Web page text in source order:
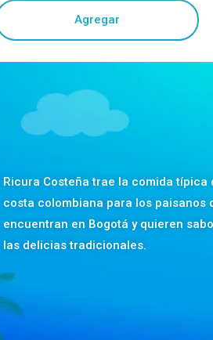
Agregar
Ricura Costeña trae la comida típica
costa colombiana para los paisanos
encuentran en Bogotá y quieren
las delicias tradicionales.